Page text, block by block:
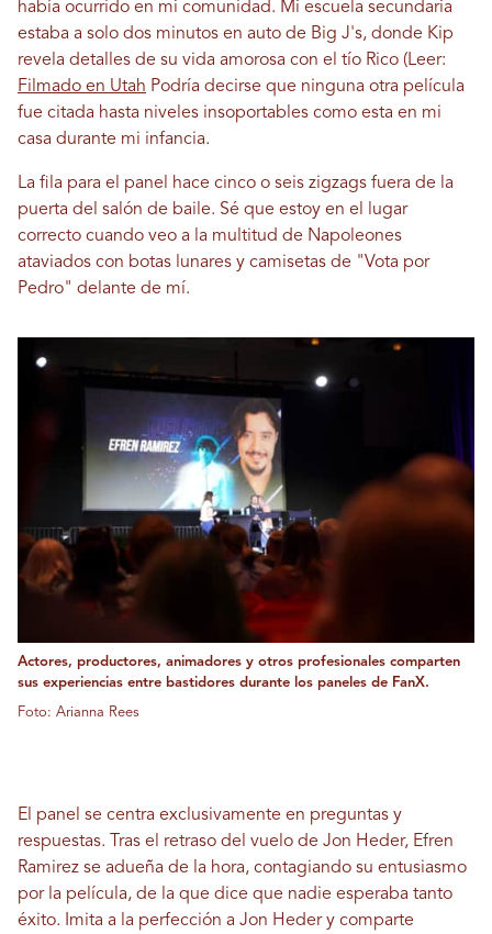
había ocurrido en mi comunidad. Mi escuela secundaria
estaba a solo dos minutos en auto de Big J's, donde Kip
revela detalles de su vida amorosa con el tío Rico (Leer:
Filmado en Utah Podría decirse que ninguna otra película
fue citada hasta niveles insoportables como esta en mi
casa durante mi infancia.
La fila para el panel hace cinco o seis zigzags fuera de la
puerta del salón de baile. Sé que estoy en el lugar
correcto cuando veo a la multitud de Napoleones
ataviados con botas lunares y camisetas de "Vota por
Pedro" delante de mí.
Actores, productores, animadores y otros profesionales comparten
sus experiencias entre bastidores durante los paneles de FanX.
Foto: Arianna Rees
El panel se centra exclusivamente en preguntas y
respuestas. Tras el retraso del vuelo de Jon Heder, Efren
Ramirez se adueña de la hora, contagiando su entusiasmo
por la película, de la que dice que nadie esperaba tanto
éxito. Imita a la perfección a Jon Heder y comparte